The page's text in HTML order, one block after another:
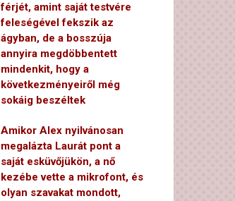
férjét, amint saját testvére
feleségével fekszik az
ágyban, de a bosszúja
annyira megdöbbentett
mindenkit, hogy a
következményeiről még
sokáig beszéltek
Amikor Alex nyilvánosan
megalázta Laurát pont a
saját esküvőjükön, a nő
kezébe vette a mikrofont, és
olyan szavakat mondott,